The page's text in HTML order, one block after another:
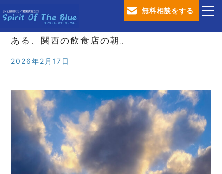
無料相談をする
ある、関西の飲食店の朝。
2026年2月17日
TOP
SNS運用代行サービス
営業資産設計サービス